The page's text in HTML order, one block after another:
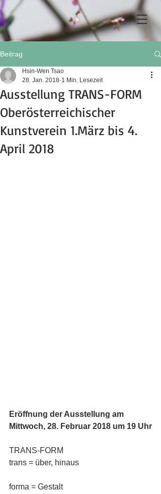
Beitrag
Ausstellung TRANS-FORM
Oberösterreichischer
Kunstverein 1.März bis 4.
April 2018
Hsin-Wen Tsao
28. Jan. 2018 1 Min. Lesezeit
Eröffnung der Ausstellung am
Mittwoch, 28. Februar 2018 um 19 Uhr
TRANS-FORM
trans = über, hinaus
forma = Gestalt